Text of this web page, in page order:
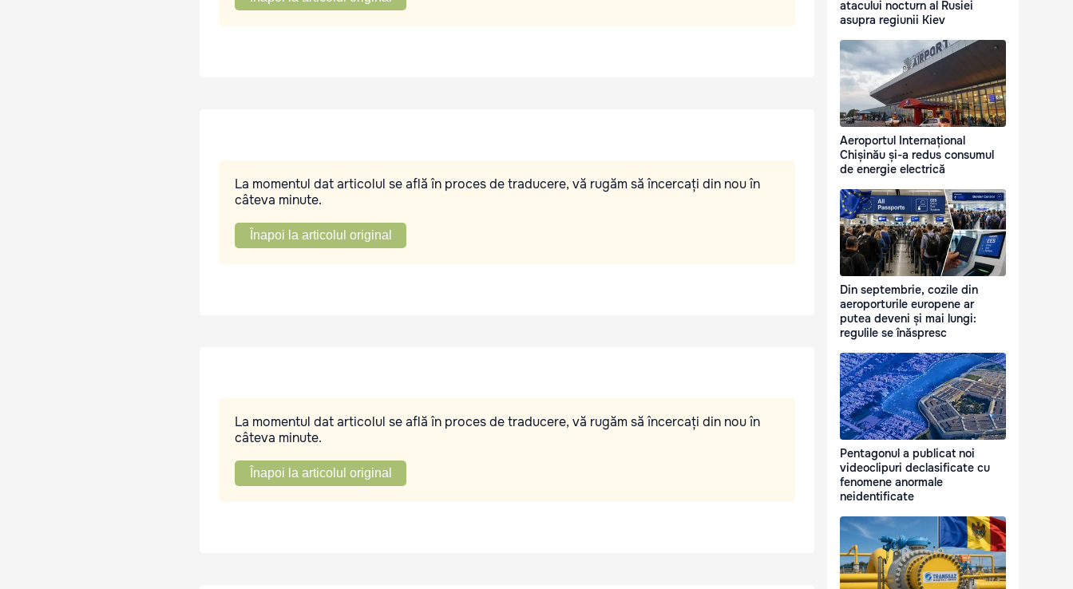
La momentul dat articolul se află în proces de traducere, vă rugăm să încercați din nou în
câteva minute.
Înapoi la articolul original
La momentul dat articolul se află în proces de traducere, vă rugăm să încercați din nou în
câteva minute.
Înapoi la articolul original
atacului nocturn al Rusiei
asupra regiunii Kiev
Aeroportul Internațional
Chișinău și-a redus consumul
de energie electrică
Din septembrie, cozile din
aeroporturile europene ar
putea deveni și mai lungi:
regulile se înăspresc
Pentagonul a publicat noi
videoclipuri declasificate cu
fenomene anormale
neidentificate